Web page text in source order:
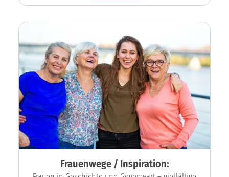
Frauenwege / Inspiration: